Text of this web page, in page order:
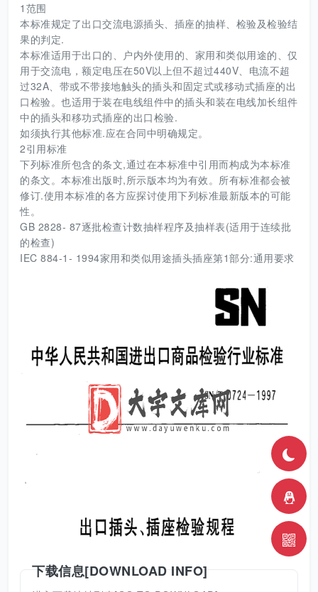
1范围
本标准规定了出口交流电源插头、插座的抽样、检验及检验结
果的判定.
本标准适用于出口的、户内外使用的、家用和类似用途的、仅
用于交流电，额定电压在50V以上但不超过440V、电流不超
过32A、带或不带接地触头的插头和固定式或移动式插座的出
口检验。也适用于装在电线组件中的插头和装在电线加长组件
中的插头和移功式插座的出口检验.
如须执行其他标准.应在合同中明确规定。
2引用标准
下列标准所包含的条文,通过在本标准中引用而构成为本标准
的条文。本标准出版时,所示版本均为有效。所有标准都会被
修订.使用本标准的各方应探讨使用下列标准最新版本的可能
性。
GB 2828- 87逐批检查计数抽样程序及抽样表(适用于连续批
的检查)
IEC 884-1- 1994家用和类似用途插头插座第1部分:通用要求
下载信息[DOWNLOAD INFO]